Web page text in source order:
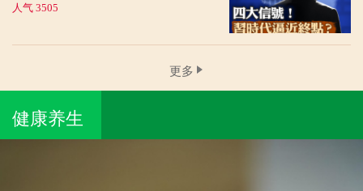
人气 3505
更多
健康养生